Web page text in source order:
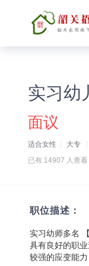
实习幼
面议
适合女性 大专
已有 14907 人查看
职位描述：
实习幼师多名
具有良好的职
较强的应变能力